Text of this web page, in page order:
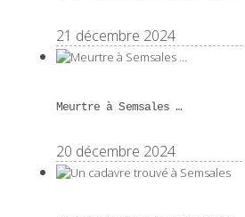
21 décembre 2024
Meurtre à Semsales …
20 décembre 2024